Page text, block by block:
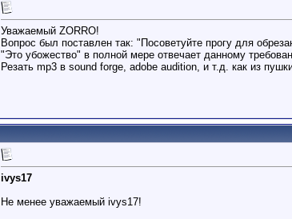
Уважаемый ZORRO!
Вопрос был поставлен так: "Посоветуйте прогу для
"Это убожество" в полной мере отвечает данному
Резать mp3 в sound forge, adobe audition, и т.д. как из
ivys17
Не менее уважаемый ivys17!